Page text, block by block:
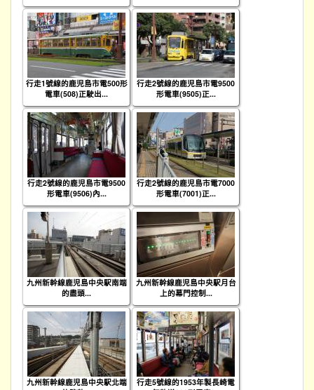
行走1號線的鹿児島市電500形
電車(508)正駛出...
行走2號線的鹿児島市電9500
形電車(9505)正...
行走2號線的鹿児島市電9500
形電車(9506)內...
行走2號線的鹿児島市電7000
形電車(7001)正...
九州新幹線鹿児島中央駅南端
的盡頭...
九州新幹線鹿児島中央駅月台
上的幕門控制...
九州新幹線鹿児島中央駅北端
行走5號線的1953年製長崎電